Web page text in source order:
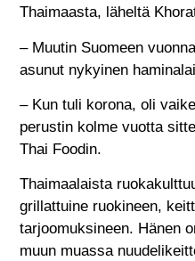
Thaimaasta, läheltä
– Muutin Suomeen
asunut nykyinen
– Kun tuli korona, oli
perustin kolme vuotta
Thai Foodin.
Thaimaalaista
grillattuine ruokineen,
tarjoomuksineen. Hänen
muun muassa